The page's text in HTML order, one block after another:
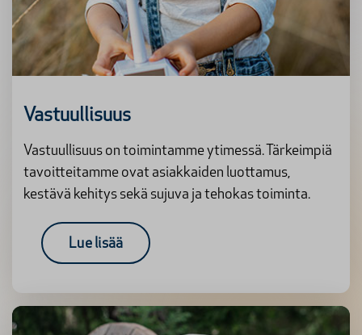
Vastuullisuus
Vastuullisuus on toimintamme ytimessä. Tärkeimpiä
tavoitteitamme ovat asiakkaiden luottamus,
kestävä kehitys sekä sujuva ja tehokas toiminta.
Lue lisää